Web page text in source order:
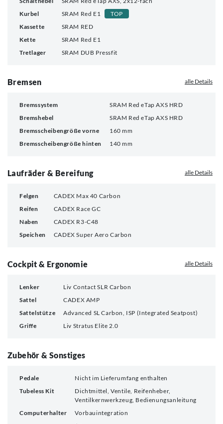
Kurbel
SRAM Red E1
TOP
Kassette
SRAM RED
Kette
SRAM Red E1
Tretlager
SRAM DUB Pressfit
Bremsen alle Details
Bremssystem
SRAM Red eTap AXS HRD
Bremshebel
SRAM Red eTap AXS HRD
Bremsscheibengröße vorne
160 mm
Bremsscheibengröße hinten
140 mm
Laufräder & Bereifung alle Details
Felgen
CADEX Max 40 Carbon
Reifen
CADEX Race GC
Naben
CADEX R3-C48
Speichen
CADEX Super Aero Carbon
Cockpit & Ergonomie alle Details
Lenker
Liv Contact SLR Carbon
Sattel
CADEX AMP
Sattelstütze
Advanced SL Carbon, ISP (Integrated Seatpost)
Griffe
Liv Stratus Elite 2.0
Zubehör & Sonstiges
Pedale
Nicht im Lieferumfang enthalten
Tubeless Kit
Dichtmittel, Ventile, Reifenheber,
Ventilkernwerkzeug, Bedienungsanleitung
Computerhalter
Vorbauintegration